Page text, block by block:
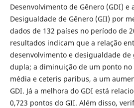
Desenvolvimento de Gênero (GDI) e
Desigualdade de Gênero (GII) por
dados de 132 países no período de
resultados indicam que a relação
desenvolvimento e desigualdade de
dupla; a diminuição de um ponto no
média e ceteris paribus, a um
GDI. Já a melhora do GDI está
0,723 pontos do GII. Além disso,